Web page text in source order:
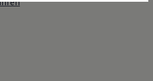
und Elektronik